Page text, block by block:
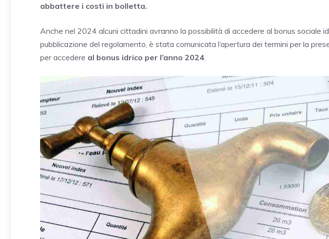
abbattere i costi in bolletta.
Anche nel 2024 alcuni cittadini avranno la possibilità di accedere al bonus sociale
pubblicazione del regolamento, è stata comunicata l’apertura dei termini per la
per accedere al bonus idrico per l’anno 2024